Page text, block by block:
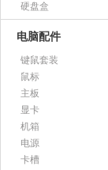
硬盘盒
电脑配件
键鼠套装
鼠标
主板
显卡
机箱
电源
卡槽